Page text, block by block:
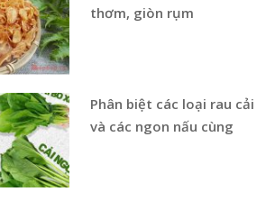
thơm, giòn rụm
Phân biệt các loại rau cải
và các ngon nấu cùng